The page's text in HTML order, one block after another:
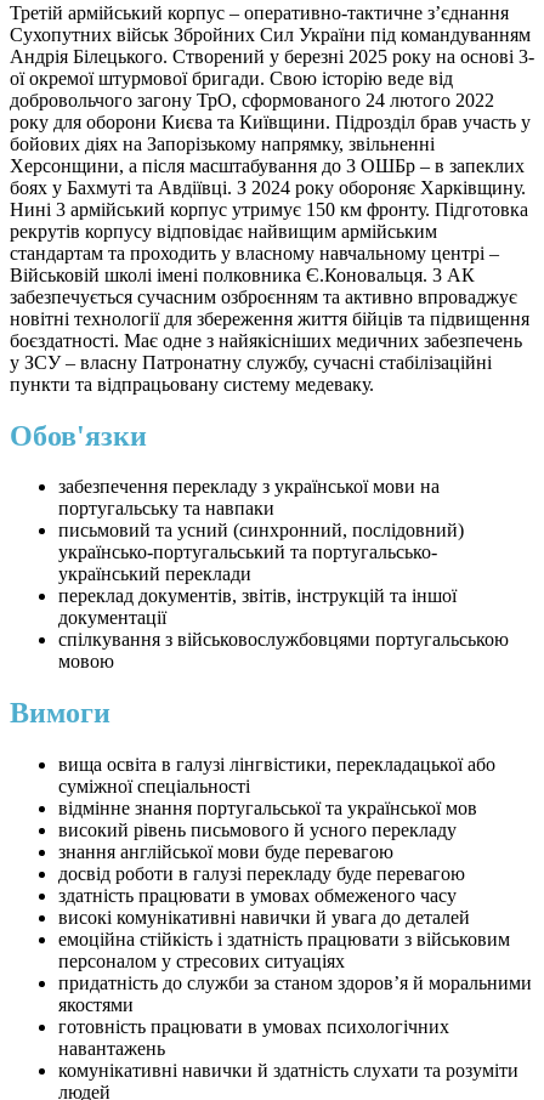
Третій армійський корпус – оперативно-тактичне з’єднання
Сухопутних військ Збройних Сил України під командуванням
Андрія Білецького. Створений у березні 2025 року на основі 3-
ої окремої штурмової бригади. Свою історію веде від
добровольчого загону ТрО, сформованого 24 лютого 2022
року для оборони Києва та Київщини. Підрозділ брав участь у
бойових діях на Запорізькому напрямку, звільненні
Херсонщини, а після масштабування до 3 ОШБр – в запеклих
боях у Бахмуті та Авдіївці. З 2024 року обороняє Харківщину.
Нині 3 армійський корпус утримує 150 км фронту. Підготовка
рекрутів корпусу відповідає найвищим армійським
стандартам та проходить у власному навчальному центрі –
Військовій школі імені полковника Є.Коновальця. 3 АК
забезпечується сучасним озброєнням та активно впроваджує
новітні технології для збереження життя бійців та підвищення
боєздатності. Має одне з найякісніших медичних забезпечень
у ЗСУ – власну Патронатну службу, сучасні стабілізаційні
пункти та відпрацьовану систему медеваку.
Обов'язки
забезпечення перекладу з української мови на
португальську та навпаки
письмовий та усний (синхронний, послідовний)
українсько-португальський та португальсько-
український переклади
переклад документів, звітів, інструкцій та іншої
документації
спілкування з військовослужбовцями португальською
мовою
Вимоги
вища освіта в галузі лінгвістики, перекладацької або
суміжної спеціальності
відмінне знання португальської та української мов
високий рівень письмового й усного перекладу
знання англійської мови буде перевагою
досвід роботи в галузі перекладу буде перевагою
здатність працювати в умовах обмеженого часу
високі комунікативні навички й увага до деталей
емоційна стійкість і здатність працювати з військовим
персоналом у стресових ситуаціях
придатність до служби за станом здоров’я й моральними
якостями
готовність працювати в умовах психологічних
навантажень
комунікативні навички й здатність слухати та розуміти
людей